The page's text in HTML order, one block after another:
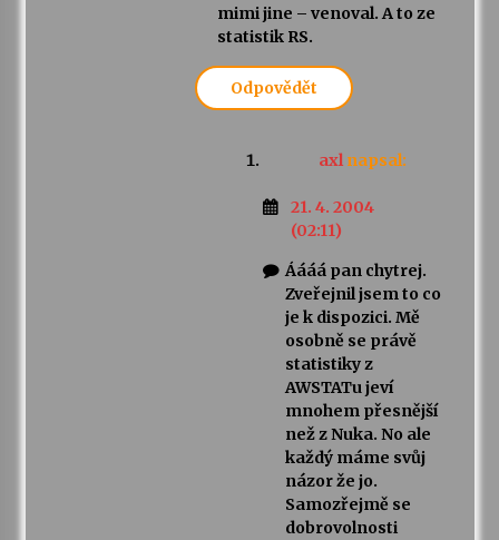
mimi jine – venoval. A to ze
statistik RS.
Odpovědět
axl napsal:
21. 4. 2004
(02:11)
Áááá pan chytrej.
Zveřejnil jsem to co
je k dispozici. Mě
osobně se právě
statistiky z
AWSTATu jeví
mnohem přesnější
než z Nuka. No ale
každý máme svůj
názor že jo.
Samozřejmě se
dobrovolnosti